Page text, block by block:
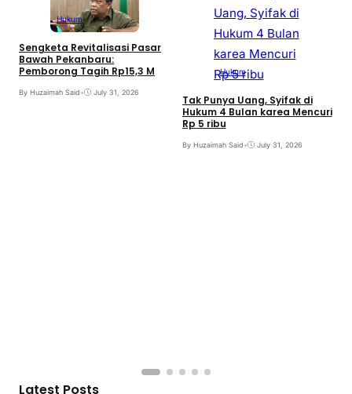
Hukum
Sengketa Revitalisasi Pasar
Bawah Pekanbaru:
Pemborong Tagih Rp15,3 M
By Huzaimah Said• July 31, 2026
Hukum
Tak Punya Uang, Syifak di
Hukum 4 Bulan karea Mencuri
Rp 5 ribu
By Huzaimah Said• July 31, 2026
Latest Posts